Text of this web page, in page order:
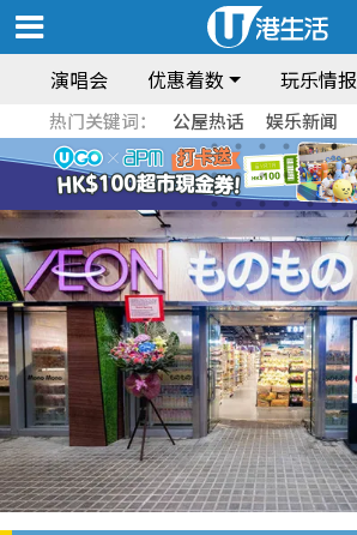
演唱会 优惠着数 玩乐情报
热门关键词： 公屋热话 娱乐新闻